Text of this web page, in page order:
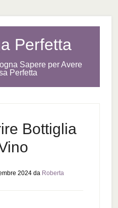
Perfetta
Sapere per Avere
Perfetta
Bottiglia
2024da Roberta